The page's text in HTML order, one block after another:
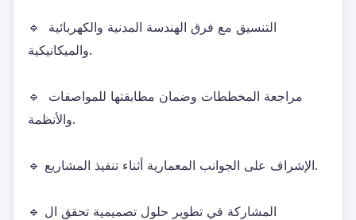
🔹 التنسيق مع فرق الهندسة المدنية والكهربائية
والميكانيكية.
🔹 مراجعة المخططات وضمان مطابقتها للمواصفات
والأنظمة.
🔹 الإشراف على الجوانب المعمارية أثناء تنفيذ المشاريع.
🔹 المشاركة في تطوير حلول تصميمية تحقق ال